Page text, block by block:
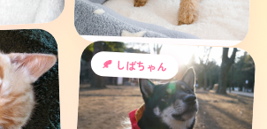
🍂 しばちゃん